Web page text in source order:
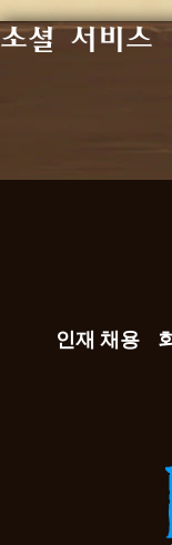
소셜 서비스